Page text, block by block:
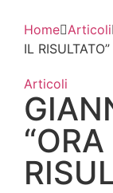
Home Articoli
IL RISULTATO”
Articoli